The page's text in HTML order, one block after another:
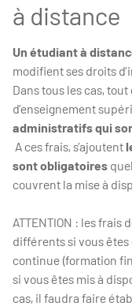
à distance
Un étudiant à
modifient ses droits
Dans tous les cas,
d’enseignement
administratifs qui
A ces frais, s’ajoutent
sont obligatoires
couvrent la mise à
ATTENTION : les frais
différents si vous
continue (formation
si vous êtes mis à
cas, il faudra faire